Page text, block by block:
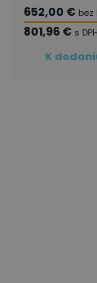
652,00 € bez
801,96 € s DPH
K